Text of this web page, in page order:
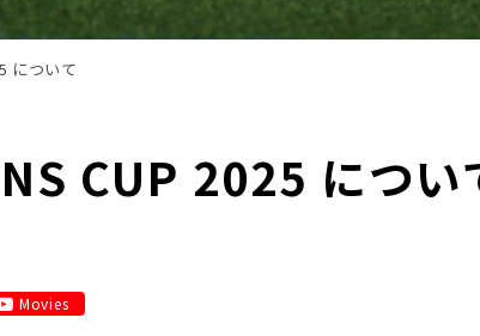
について
CUP 2025 につい
Movies